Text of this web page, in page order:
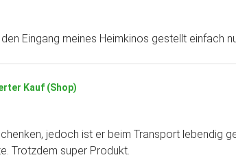
Eingang meines Heimkinos gestellt einfach
Kauf (Shop)
jedoch ist er beim Transport lebendig
Trotzdem super Produkt.